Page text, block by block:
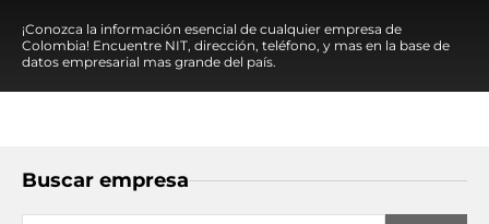
¡Conozca la información esencial de cualquier empresa de
Colombia! Encuentre NIT, dirección, teléfono, y mas en la base de
datos empresarial mas grande del país.
Buscar empresa